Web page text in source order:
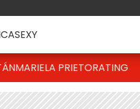
SEXY
MARIELA PRIETORATING